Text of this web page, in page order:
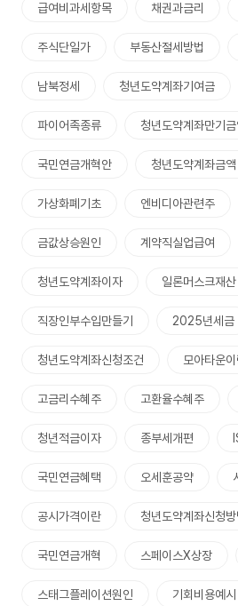
급여비과세항목 채권과금리
주식단일가 부동산절세방법
남북정세 청년도약계좌기여금
파이어족종류 청년도약계좌만기금
국민연금개혁안 청년도약계좌금액
가상화폐기초 엔비디아관련주
금값상승원인 계약직실업급여
청년도약계좌이자 일론머스크재산
직장인부수입만들기 2025년세금
청년도약계좌신청조건 모아타운
고금리수혜주 고환율수혜주
청년적금이자 종부세개편
국민연금혜택 오세훈공약
공시가격이란 청년도약계좌신청방
국민연금개혁 스페이스X상장
스태그플레이션원인 기회비용예시